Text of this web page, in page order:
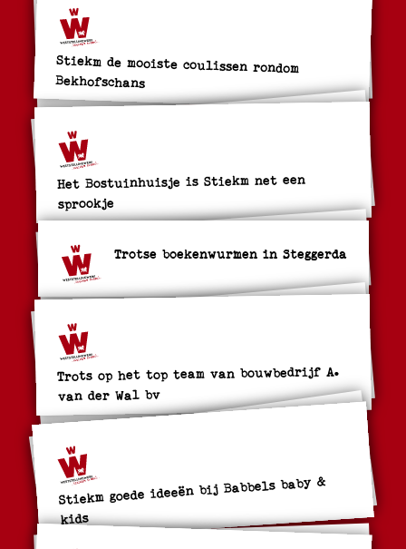
Stiekm de mooiste coulissen rondom
Bekhofschans
Het Bostuinhuisje is Stiekm net een
sprookje
Trotse boekenwurmen in Steggerda
Trots op het top team van bouwbedrijf A.
van der Wal bv
Stiekm goede ideeën bij Babbels baby &
kids